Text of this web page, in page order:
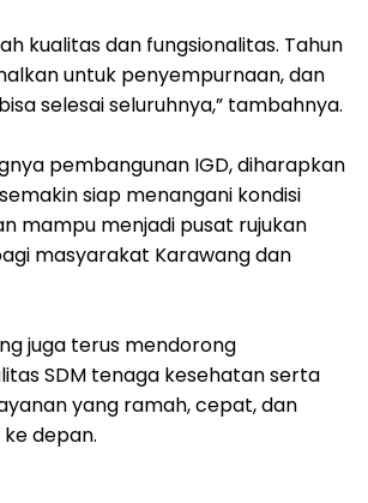
kualitas dan fungsionalitas. Tahun
untuk penyempurnaan, dan
selesai seluruhnya,” tambahnya.
pembangunan IGD, diharapkan
siap menangani kondisi
mampu menjadi pusat rujukan
masyarakat Karawang dan
juga terus mendorong
SDM tenaga kesehatan serta
yang ramah, cepat, dan
ke depan.